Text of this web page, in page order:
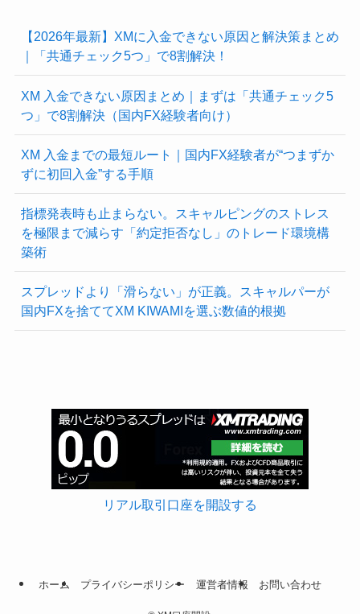
【2026年最新】XMに入金できない原因と解決策まとめ
｜「共通チェック5つ」で8割解決！
XM 入金できない原因まとめ｜まずは「共通チェック5
つ」で8割解決（国内FX経験者向け）
XM 入金までの最短ルート｜国内FX経験者が“つまずか
ずに初回入金”する手順
指標発表時も止まらない。スキャルピングのストレス
を極限まで減らす「約定拒否なし」のトレード環境構
築術
スプレッドより「滑らない」が正義。スキャルパーが
国内FXを捨ててXM KIWAMIを選ぶ数値的根拠
リアル取引口座を開設する
ホーム プライバシーポリシー 運営者情報 お問い合わせ